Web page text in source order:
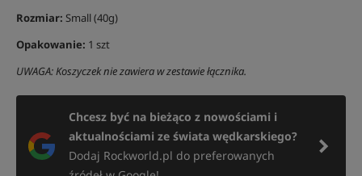
Rozmiar: Small (40g)
Opakowanie: 1 szt
UWAGA: Koszyczek nie zawiera w zestawie łącznika.
Chcesz być na bieżąco z nowościami i
aktualnościami ze świata wędkarskiego?
Dodaj Rockworld.pl do preferowanych